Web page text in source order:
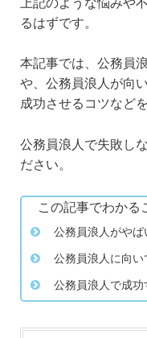
るはずです。
本記事では、公務員
や、公務員浪人が向
成功させるコツなど
公務員浪人で失敗し
ださい。
この記事でわかる
公務員浪人がや
公務員浪人に向い
公務員浪人で成功